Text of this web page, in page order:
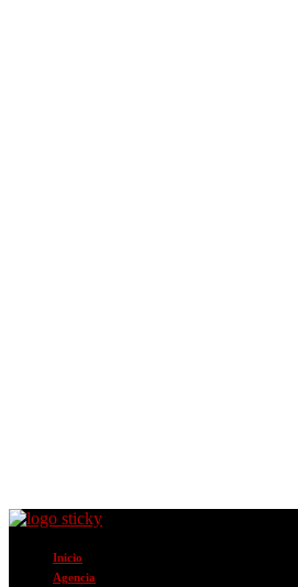
Inicio
Agencia